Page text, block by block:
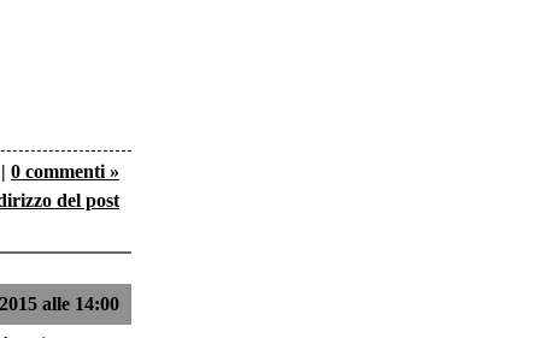
| 0 commenti »
del post
alle 14:00